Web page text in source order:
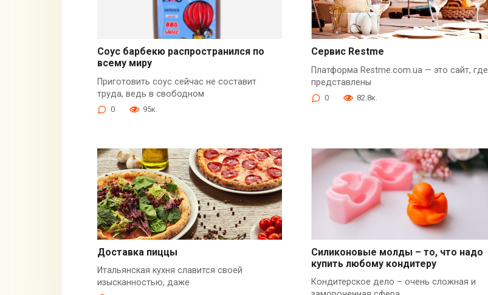
Соус барбекю распространился по
всему миру
Приготовить соус сейчас не составит
труда, ведь в свободном
0 95к.
Сервис Restme
Платформа Restme.com.ua — это сайт, где
представлены
0 82.8к.
Доставка пиццы
Итальянская кухня славится своей
изысканностью, даже
Силиконовые молды – то, что надо
купить любому кондитеру
Кондитерское дело – очень сложная и